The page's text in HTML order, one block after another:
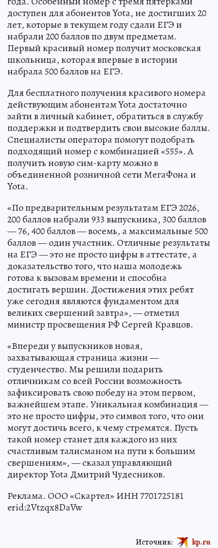
доступен для абонентов Yota, не достигших 20
лет, которые в текущем году сдали ЕГЭ и
набрали 200 баллов по двум предметам.
Первый красивый номер получит московская
школьница, которая впервые в истории
набрала 500 баллов на ЕГЭ.
Для бесплатного получения красивого номера
действующим абонентам Yota достаточно
зайти в личный кабинет, обратиться в службу
поддержки и подтвердить свои высокие баллы.
Специалисты оператора помогут подобрать
подходящий номер с комбинацией «555». А
получить новую сим-карту можно в
объединенной розничной сети МегаФона и
Yota.
«По предварительным результатам ЕГЭ 2026,
200 баллов набрали 933 выпускника, 300 баллов
— 76, 400 баллов — восемь, а максимальные 500
баллов — один участник. Отличные результаты
на ЕГЭ — это не просто цифры в аттестате, а
доказательство того, что наша молодежь
готова к вызовам времени и способна
достигать вершин. Достижения этих ребят
уже сегодня являются фундаментом для
великих свершений завтра», — отметил
министр просвещения РФ Сергей Кравцов.
«Впереди у выпускников новая,
захватывающая страница жизни —
студенчество. Мы решили подарить
отличникам со всей России возможность
зафиксировать свою победу на этом первом,
важнейшем этапе. Уникальная комбинация —
это не просто цифры, это символ того, что они
могут достичь всего, к чему стремятся. Пусть
такой номер станет для каждого из них
счастливым талисманом на пути к большим
свершениям», — сказал управляющий
директор Yota Дмитрий Чудесников.
Реклама. ООО «Скартел» ИНН 7701725181
erid:2Vtzqx8DaVw
Источник: kp.ru